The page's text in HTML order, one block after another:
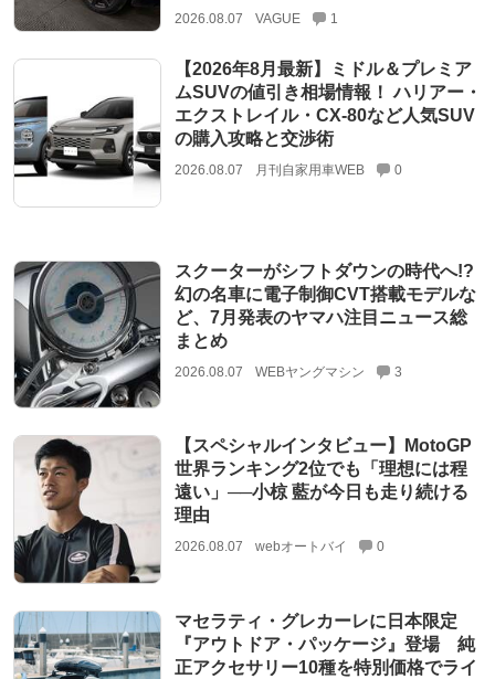
2026.08.07 VAGUE 1
【2026年8月最新】ミドル＆プレミア
ムSUVの値引き相場情報！ ハリアー・
エクストレイル・CX-80など人気SUV
の購入攻略と交渉術
2026.08.07 月刊自家用車WEB 0
スクーターがシフトダウンの時代へ!?
幻の名車に電子制御CVT搭載モデルな
ど、7月発表のヤマハ注目ニュース総
まとめ
2026.08.07 WEBヤングマシン 3
【スペシャルインタビュー】MotoGP
世界ランキング2位でも「理想には程
遠い」──小椋 藍が今日も走り続ける
理由
2026.08.07 webオートバイ 0
マセラティ・グレカーレに日本限定
『アウトドア・パッケージ』登場 純
正アクセサリー10種を特別価格でライ